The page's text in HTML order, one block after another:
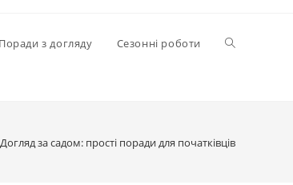
Поради з догляду Сезонні роботи Перемкнути
Догляд за садом: прості поради для початківців